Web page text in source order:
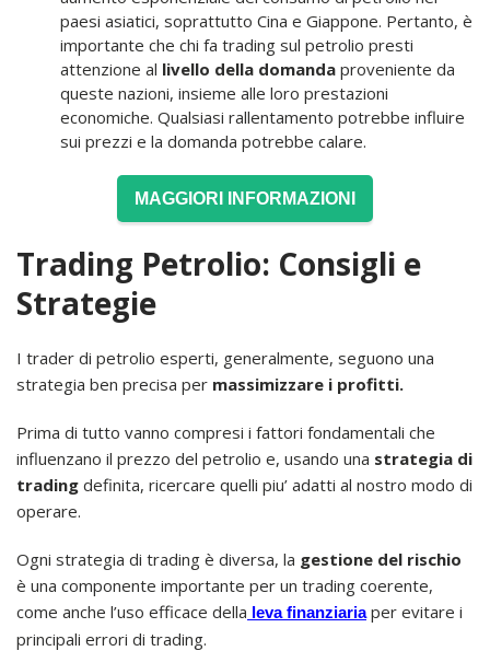
paesi asiatici, soprattutto Cina e Giappone. Pertanto, è
importante che chi fa trading sul petrolio presti
attenzione al livello della domanda proveniente da
queste nazioni, insieme alle loro prestazioni
economiche. Qualsiasi rallentamento potrebbe influire
sui prezzi e la domanda potrebbe calare.
MAGGIORI INFORMAZIONI
Trading Petrolio: Consigli e
Strategie
I trader di petrolio esperti, generalmente, seguono una
strategia ben precisa per massimizzare i profitti.
Prima di tutto vanno compresi i fattori fondamentali che
influenzano il prezzo del petrolio e, usando una strategia di
trading definita, ricercare quelli piu’ adatti al nostro modo di
operare.
Ogni strategia di trading è diversa, la gestione del rischio
è una componente importante per un trading coerente,
come anche l’uso efficace della leva finanziaria per evitare i
principali errori di trading.